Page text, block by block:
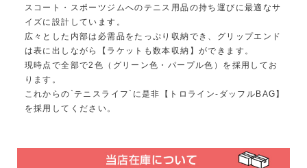
スコート・スポーツジムへのテニス用品の持ち運びに最適なサ
イズに設計しています。
広々とした内部は必需品をたっぷり収納でき、グリップエンド
は表に出しながら【ラケットも数本収納】ができます。
現時点で全部で2色（グリーン色・パープル色）を採用してお
ります。
これからの`テニスライフ`に是非【トロライン-ダッフルBAG】
を採用してください。